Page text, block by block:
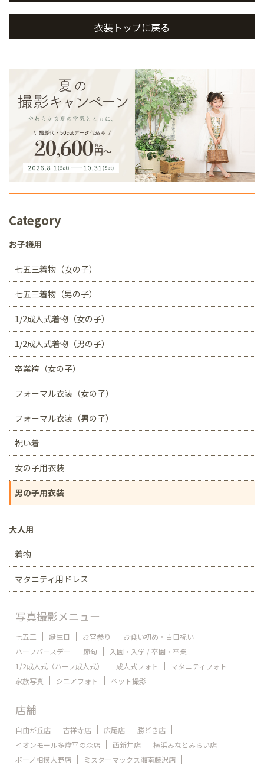
衣装トップに戻る
Category
お子様用
七五三着物（女の子）
七五三着物（男の子）
1/2成人式着物（女の子）
1/2成人式着物（男の子）
卒業袴（女の子）
フォーマル衣装（女の子）
フォーマル衣装（男の子）
祝い着
女の子用衣装
男の子用衣装
大人用
着物
マタニティ用ドレス
写真撮影メニュー
七五三 誕生日 お宮参り
お食い初め・百日祝い
ハーフバースデー
節句
入園・入学 / 卒園・卒業
1/2成人式（ハーフ成人式）
成人式フォト
マタニティフォト
家族写真
シニアフォト ペット撮影
店舗
自由が丘店 吉祥寺店 広尾店
勝どき店
イオンモール多摩平の森店
西新井店
横浜みなとみらい店
ボーノ相模大野店
ミスターマックス湘南藤沢店